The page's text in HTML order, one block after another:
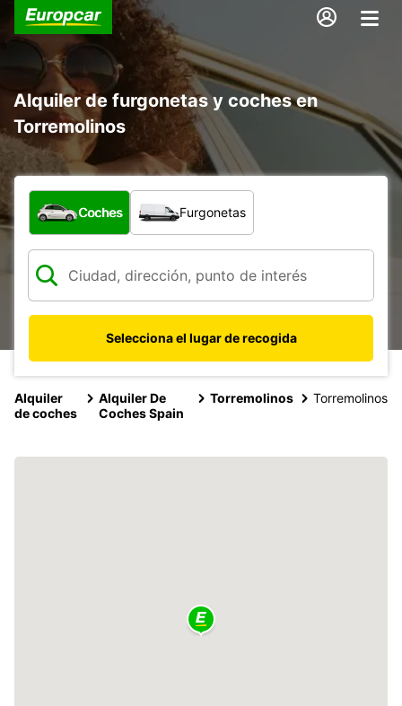
Alquiler de furgonetas y coches en
Torremolinos
¿Qué tipo de vehículo?
Coches Furgonetas
Selecciona el lugar de recogida
Alquiler
de coches
Alquiler De
Coches Spain
Torremolinos Torremolinos